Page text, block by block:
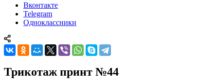
Вконтакте
Telegram
Одноклассники
Трикотаж принт №44